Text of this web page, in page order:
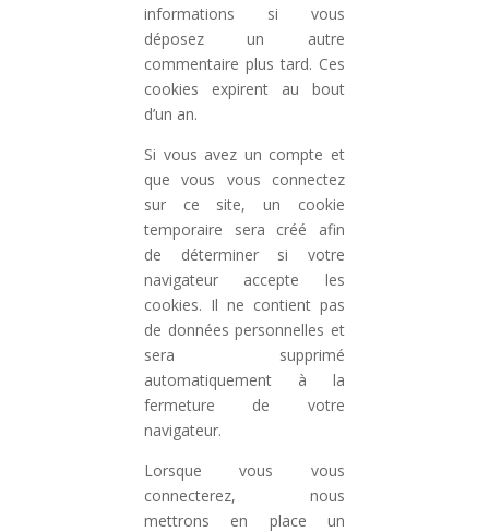
informations si vous
déposez un autre
commentaire plus tard. Ces
cookies expirent au bout
d’un an.
Si vous avez un compte et
que vous vous connectez
sur ce site, un cookie
temporaire sera créé afin
de déterminer si votre
navigateur accepte les
cookies. Il ne contient pas
de données personnelles et
sera supprimé
automatiquement à la
fermeture de votre
navigateur.
Lorsque vous vous
connecterez, nous
mettrons en place un